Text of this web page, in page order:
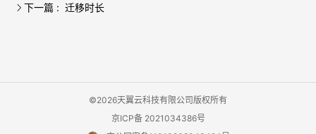
下一篇 : 迁移时长
©2026天翼云科技有限公司版权所有
京ICP备 2021034386号